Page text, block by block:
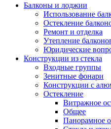
Балконы и лоджии
Использование
Остекление
Ремонт и отделка
Утепление
Юридические
Конструкции из стекла
Входные группы
Зенитные фонари
Конструкции с
Остекление
Витражное
Общее
Панорамное